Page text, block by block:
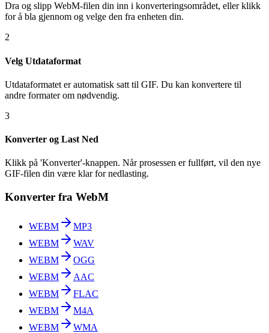
Dra og slipp WebM-filen din inn i konverteringsområdet, eller klikk
for å bla gjennom og velge den fra enheten din.
2
Velg Utdataformat
Utdataformatet er automatisk satt til GIF. Du kan konvertere til
andre formater om nødvendig.
3
Konverter og Last Ned
Klikk på 'Konverter'-knappen. Når prosessen er fullført, vil den nye
GIF-filen din være klar for nedlasting.
Konverter fra WebM
WEBM
MP3
WEBM
WAV
WEBM
OGG
WEBM
AAC
WEBM
FLAC
WEBM
M4A
WEBM
WMA